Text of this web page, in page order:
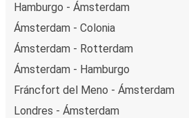
Hamburgo - Ámsterdam
Ámsterdam - Colonia
Ámsterdam - Rotterdam
Ámsterdam - Hamburgo
Fráncfort del Meno - Ámsterdam
Londres - Ámsterdam